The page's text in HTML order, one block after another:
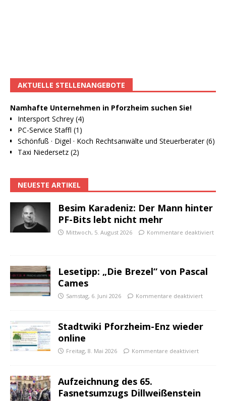
AKTUELLE STELLENANGEBOTE
Namhafte Unternehmen in Pforzheim suchen Sie!
Intersport Schrey (4)
PC-Service Staffl (1)
Schönfuß · Digel · Koch Rechtsanwälte und Steuerberater (6)
Taxi Niedersetz (2)
NEUESTE ARTIKEL
Besim Karadeniz: Der Mann hinter
PF-Bits lebt nicht mehr
Mittwoch, 5. August 2026 Kommentare deaktiviert
Lesetipp: „Die Brezel“ von Pascal
Cames
Samstag, 6. Juni 2026 Kommentare deaktiviert
Stadtwiki Pforzheim-Enz wieder
online
Freitag, 8. Mai 2026 Kommentare deaktiviert
Aufzeichnung des 65.
Fasnetsumzugs Dillweißenstein